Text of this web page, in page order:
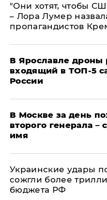
"Они хотят, чтобы
– Лора Лумер
пропагандистов
В Ярославле
входящий в ТОП-5
России
В Москве за день
второго генерала –
имя
Украинские удары
сожгли более
бюджета РФ